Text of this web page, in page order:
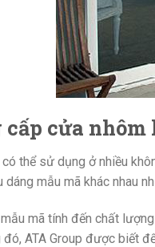
cửa
thể sử dụng ở nhiều
mẫu mã khác nhau
mã tính đến chất
ATA Group được biết